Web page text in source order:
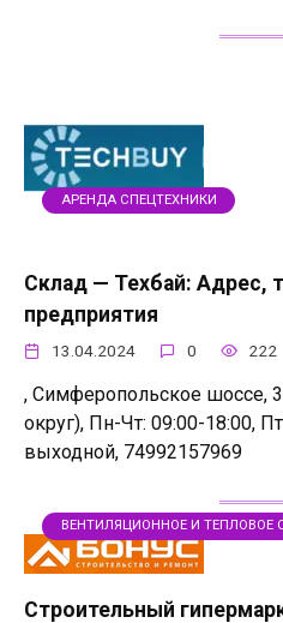
АРЕНДА СПЕЦТЕХНИКИ
Склад — Техбай: Адрес,
предприятия
13.04.2024 0 222
, Симферопольское шоссе,
округ), Пн-Чт: 09:00-18:00,
выходной, 74992157969
ВЕНТИЛЯЦИОННОЕ И ТЕПЛОВОЕ
Строительный